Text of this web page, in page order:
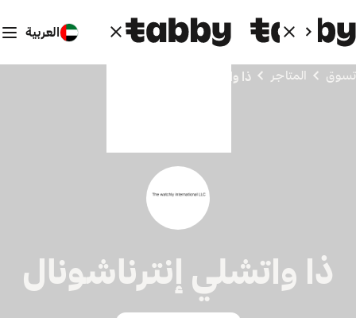
العربية
تسوق المتاجر ذا واتشلي إنترناشونال
ذا واتشلي إنترناشونال